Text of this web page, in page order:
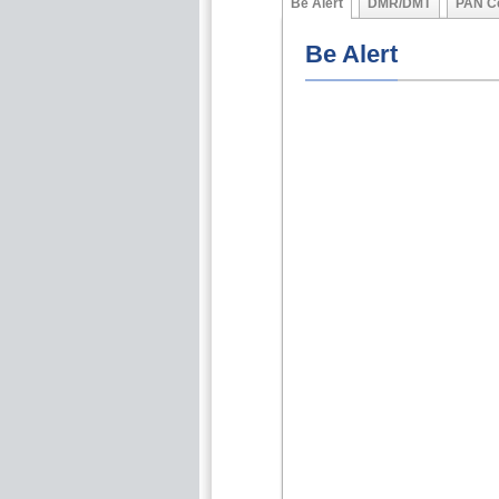
Be Alert DMR/DMT PAN
Be Alert